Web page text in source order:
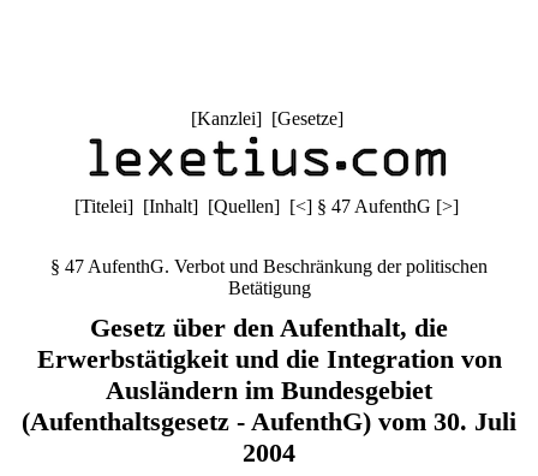
[Kanzlei] [Gesetze]
[Titelei] [Inhalt] [Quellen] [<] § 47 AufenthG [>]
§ 47 AufenthG. Verbot und Beschränkung der politischen
Betätigung
Gesetz über den Aufenthalt, die
Erwerbstätigkeit und die Integration von
Ausländern im Bundesgebiet
(Aufenthaltsgesetz - AufenthG) vom 30. Juli
2004